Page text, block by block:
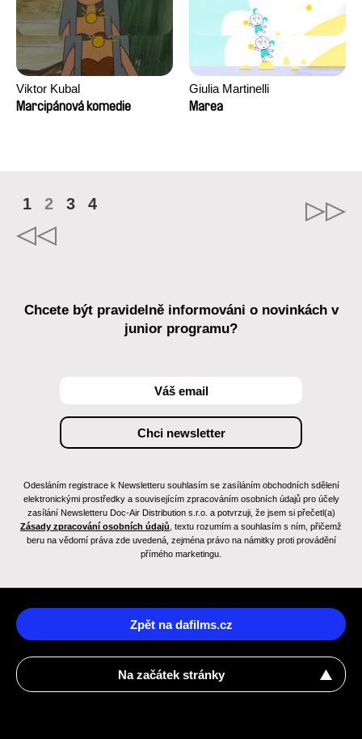
Viktor Kubal
Marcipánová komedie
Giulia Martinelli
Marea
1 2 3 4
Chcete být pravidelně informováni o novinkách v
junior programu?
Odesláním registrace k Newsletteru souhlasím se zasíláním obchodních sdělení
elektronickými prostředky a souvisejícím zpracováním osobních údajů pro účely
zasílání Newsletteru Doc-Air Distribution s.r.o. a potvrzuji, že jsem si přečetl(a)
Zásady zpracování osobních údajů , textu rozumím a souhlasím s ním, přičemž
beru na vědomí práva zde uvedená, zejména právo na námitky proti provádění
přímého marketingu.
Zpět na dafilms.cz
Na začátek stránky